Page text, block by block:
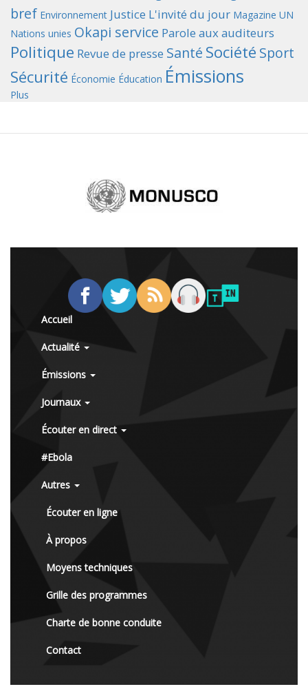
bref Environnement Justice L'invité du jour Magazine UN
Nations unies Okapi service Parole aux auditeurs
Politique Revue de presse Santé Société Sport
Sécurité Économie Éducation Émissions
Plus
Accueil
Actualité
Émissions
Journaux
Écouter en direct
#Ebola
Autres
Écouter en ligne
À propos
Moyens techniques
Grille des programmes
Charte de bonne conduite
Contact